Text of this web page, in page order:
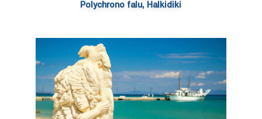
Polychrono falu, Halkidiki